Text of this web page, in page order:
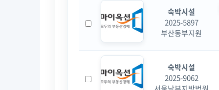
숙박시설
2025-5897
부산동부지원
숙박시설
2025-9062